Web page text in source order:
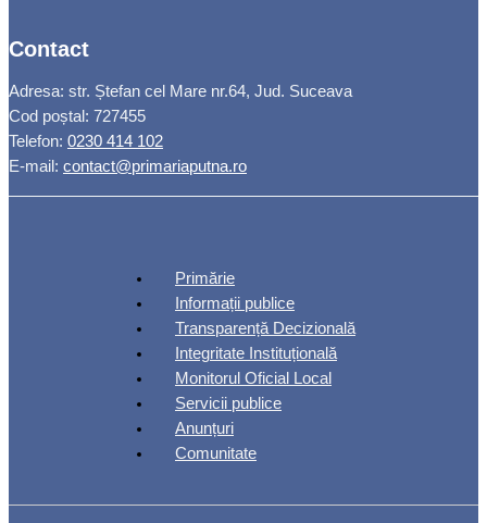
Contact
Adresa: str. Ștefan cel Mare nr.64, Jud. Suceava
Cod poștal: 727455
Telefon: 0230 414 102
E-mail: contact@primariaputna.ro
Primărie
Informații publice
Transparență Decizională
Integritate Instituțională
Monitorul Oficial Local
Servicii publice
Anunțuri
Comunitate